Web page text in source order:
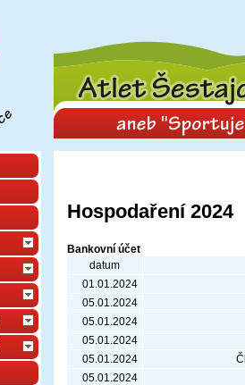
Hospodaření 2024
Bankovní účet
datum
01.01.2024
05.01.2024
05.01.2024
05.01.2024
05.01.2024
05.01.2024